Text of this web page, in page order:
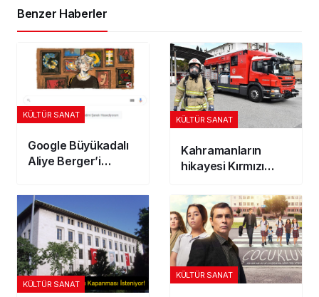
Benzer Haberler
KÜLTÜR SANAT
Google Büyükadalı
Aliye Berger’i
kutladı
KÜLTÜR SANAT
Kahramanların
hikayesi Kırmızı
hayat bulacak!
KÜLTÜR SANAT
KÜLTÜR SANAT